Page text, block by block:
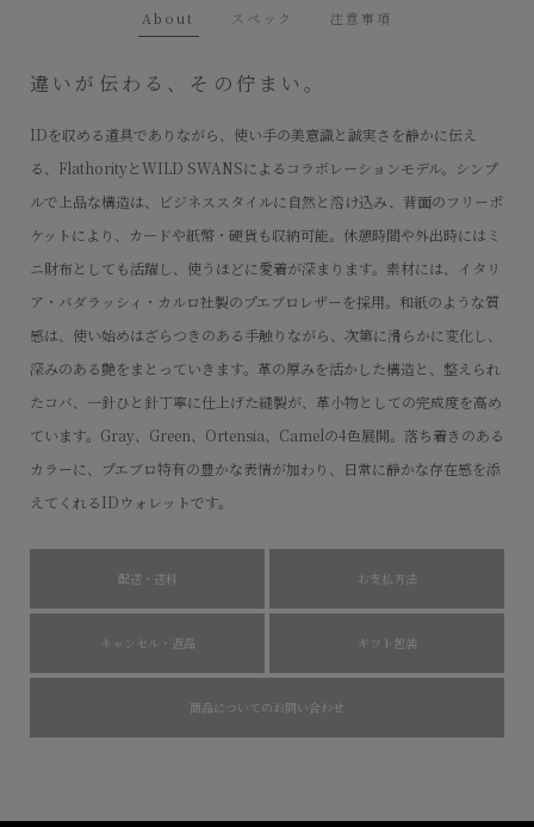
About スペック 注意事項
違いが伝わる、その佇まい。
IDを収める道具でありながら、使い手の美意識と誠実さを静かに伝え
る、FlathorityとWILD SWANSによるコラボレーションモデル。シンプ
ルで上品な構造は、ビジネススタイルに自然と溶け込み、背面のフリーポ
ケットにより、カードや紙幣・硬貨も収納可能。休憩時間や外出時にはミ
ニ財布としても活躍し、使うほどに愛着が深まります。素材には、イタリ
ア・バダラッシィ・カルロ社製のプエブロレザーを採用。和紙のような質
感は、使い始めはざらつきのある手触りながら、次第に滑らかに変化し、
深みのある艶をまとっていきます。革の厚みを活かした構造と、整えられ
たコバ、一針ひと針丁寧に仕上げた縫製が、革小物としての完成度を高め
ています。Gray、Green、Ortensia、Camelの4色展開。落ち着きのある
カラーに、プエブロ特有の豊かな表情が加わり、日常に静かな存在感を添
えてくれるIDウォレットです。
配送・送料 お支払方法
キャンセル・返品 ギフト包装
商品についてのお問い合わせ